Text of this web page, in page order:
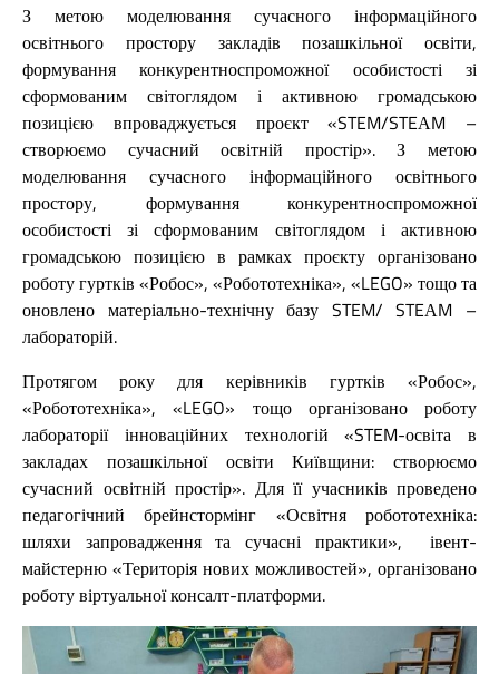
З метою моделювання сучасного інформаційного
освітнього простору закладів позашкільної освіти,
формування конкурентноспроможної особистості зі
сформованим світоглядом і активною громадською
позицією впроваджується проєкт «STEM/STEАM –
створюємо сучасний освітній простір». З метою
моделювання сучасного інформаційного освітнього
простору, формування конкурентноспроможної
особистості зі сформованим світоглядом і активною
громадською позицією в рамках проєкту організовано
роботу гуртків «Робос», «Робототехніка», «LEGO» тощо та
оновлено матеріально-технічну базу STEM/ STEАM –
лабораторій.
Протягом року для керівників гуртків «Робос»,
«Робототехніка», «LEGO» тощо організовано роботу
лабораторії інноваційних технологій «STEM-освіта в
закладах позашкільної освіти Київщини: створюємо
сучасний освітній простір». Для її учасників проведено
педагогічний брейнстормінг «Освітня робототехніка:
шляхи запровадження та сучасні практики», івент-
майстерню «Територія нових можливостей», організовано
роботу віртуальної консалт-платформи.